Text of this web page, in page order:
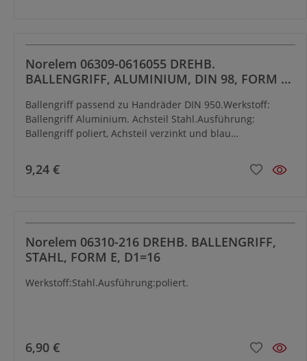
Norelem 06309-0616055 DREHB.
BALLENGRIFF, ALUMINIUM, DIN 98, FORM E,
Ballengriff passend zu Handräder DIN 950.Werkstoff:
Ballengriff Aluminium. Achsteil Stahl.Ausführung:
Ballengriff poliert, Achsteil verzinkt und blau
9,24 €
Norelem 06310-216 DREHB. BALLENGRIFF,
STAHL, FORM E, D1=16
Werkstoff:Stahl.Ausführung:poliert.
6,90 €